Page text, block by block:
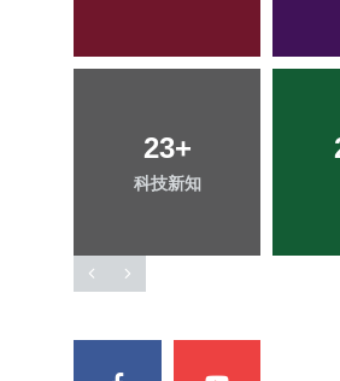
23+
科技新知
158+
文教